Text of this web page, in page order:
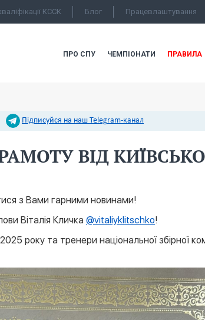
КССК Блог Працевлаштування
ПРО СПУ ЧЕМПІОНАТИ ПРАВИЛА
Підписуйся на наш Telegram-канал
ВІД
з Вами гарними новинами!
Віталія Кличка @vitaliyklitschko!
року та тренери національної збірної